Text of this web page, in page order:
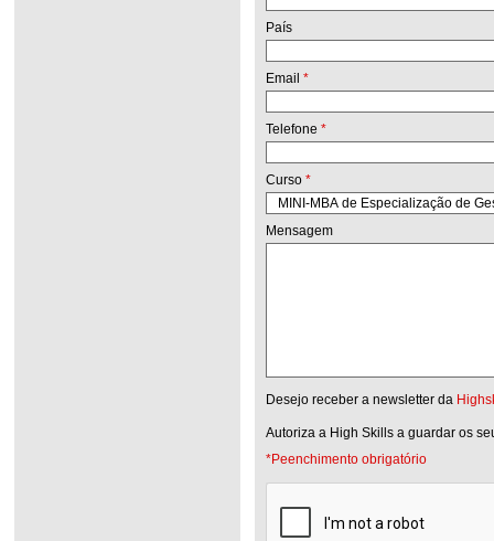
País
Email *
Telefone *
Curso *
Mensagem
Desejo receber a newsletter da
Autoriza a High Skills a guardar os
*Peenchimento obrigatório